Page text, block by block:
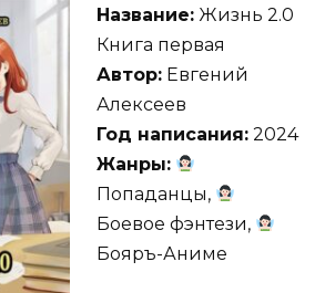
Название: Жизнь 2.0
Книга первая
Автор: Евгений
Алексеев
Год написания: 2024
Жанры:
Попаданцы,
Боевое фэнтези,
Бояръ-Аниме